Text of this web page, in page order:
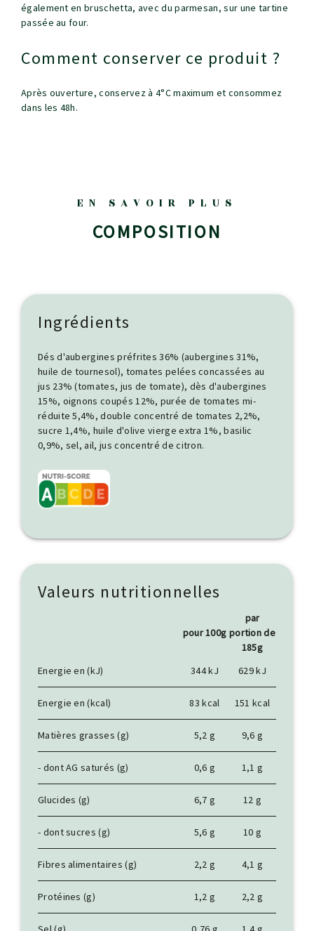
également en bruschetta, avec du parmesan, sur une tartine
passée au four.
Comment conserver ce produit ?
Après ouverture, conservez à 4°C maximum et consommez
dans les 48h.
EN SAVOIR PLUS
COMPOSITION
Ingrédients
Dés d'aubergines préfrites 36% (aubergines 31%,
huile de tournesol), tomates pelées concassées au
jus 23% (tomates, jus de tomate), dès d'aubergines
15%, oignons coupés 12%, purée de tomates mi-
réduite 5,4%, double concentré de tomates 2,2%,
sucre 1,4%, huile d'olive vierge extra 1%, basilic
0,9%, sel, ail, jus concentré de citron.
Valeurs nutritionnelles
pour 100g
par
portion de
185g
Energie en (kJ)
344 kJ 629 kJ
Energie en (kcal) 83 kcal 151 kcal
Matières grasses (g) 5,2 g 9,6 g
- dont AG saturés (g) 0,6 g 1,1 g
Glucides (g) 6,7 g 12 g
- dont sucres (g) 5,6 g 10 g
Fibres alimentaires (g) 2,2 g 4,1 g
Protéines (g) 1,2 g 2,2 g